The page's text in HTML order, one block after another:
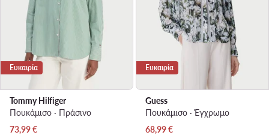
Ευκαιρία
Tommy Hilfiger
Πουκάμισο · Πράσινο
Τρέχουσα τιμή
73,99€
Ευκαιρία
Guess
Πουκάμισο · Έγχρωμο
Τρέχουσα τιμή
68,99€